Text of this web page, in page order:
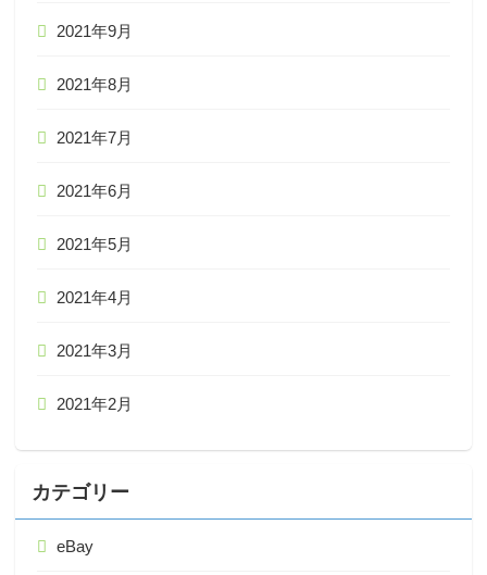
2021年9月
2021年8月
2021年7月
2021年6月
2021年5月
2021年4月
2021年3月
2021年2月
カテゴリー
eBay